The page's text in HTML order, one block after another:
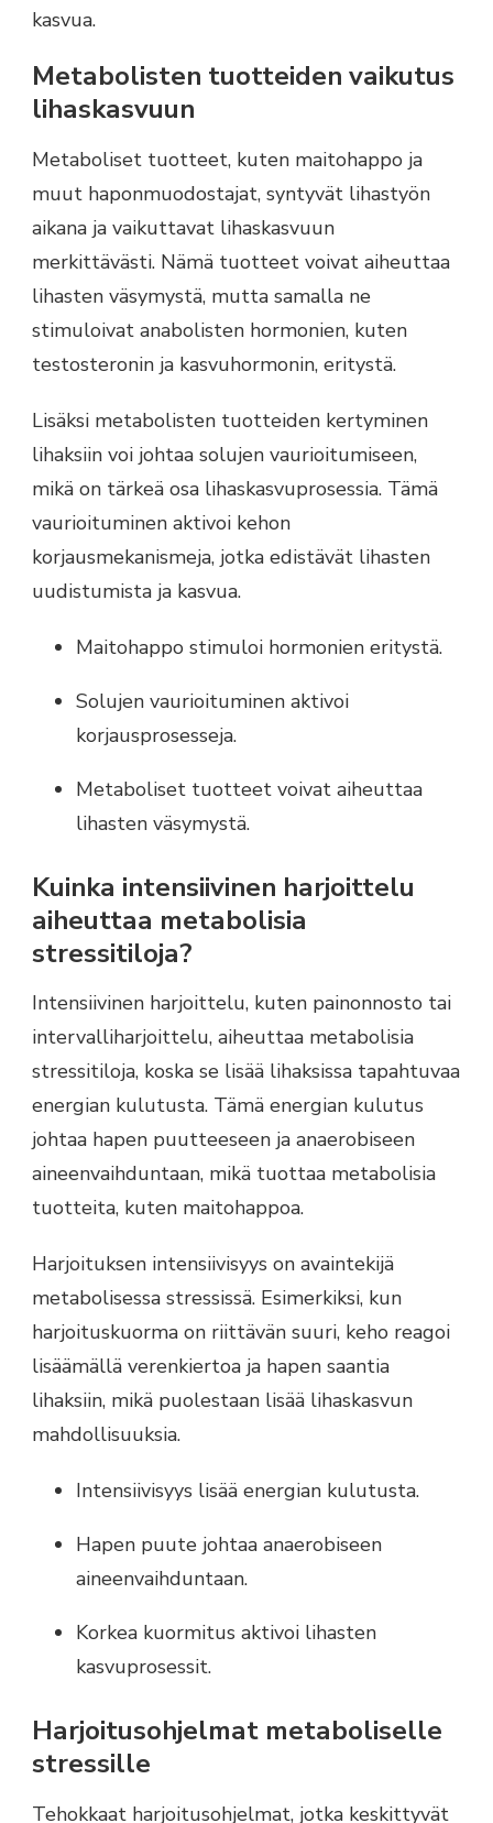
kasvua.
Metabolisten tuotteiden vaikutus
lihaskasvuun
Metaboliset tuotteet, kuten maitohappo ja
muut haponmuodostajat, syntyvät lihastyön
aikana ja vaikuttavat lihaskasvuun
merkittävästi. Nämä tuotteet voivat aiheuttaa
lihasten väsymystä, mutta samalla ne
stimuloivat anabolisten hormonien, kuten
testosteronin ja kasvuhormonin, eritystä.
Lisäksi metabolisten tuotteiden kertyminen
lihaksiin voi johtaa solujen vaurioitumiseen,
mikä on tärkeä osa lihaskasvuprosessia. Tämä
vaurioituminen aktivoi kehon
korjausmekanismeja, jotka edistävät lihasten
uudistumista ja kasvua.
Maitohappo stimuloi hormonien eritystä.
Solujen vaurioituminen aktivoi
korjausprosesseja.
Metaboliset tuotteet voivat aiheuttaa
lihasten väsymystä.
Kuinka intensiivinen harjoittelu
aiheuttaa metabolisia
stressitiloja?
Intensiivinen harjoittelu, kuten painonnosto tai
intervalliharjoittelu, aiheuttaa metabolisia
stressitiloja, koska se lisää lihaksissa tapahtuvaa
energian kulutusta. Tämä energian kulutus
johtaa hapen puutteeseen ja anaerobiseen
aineenvaihduntaan, mikä tuottaa metabolisia
tuotteita, kuten maitohappoa.
Harjoituksen intensiivisyys on avaintekijä
metabolisessa stressissä. Esimerkiksi, kun
harjoituskuorma on riittävän suuri, keho reagoi
lisäämällä verenkiertoa ja hapen saantia
lihaksiin, mikä puolestaan lisää lihaskasvun
mahdollisuuksia.
Intensiivisyys lisää energian kulutusta.
Hapen puute johtaa anaerobiseen
aineenvaihduntaan.
Korkea kuormitus aktivoi lihasten
kasvuprosessit.
Harjoitusohjelmat metaboliselle
stressille
Tehokkaat harjoitusohjelmat, jotka keskittyvät